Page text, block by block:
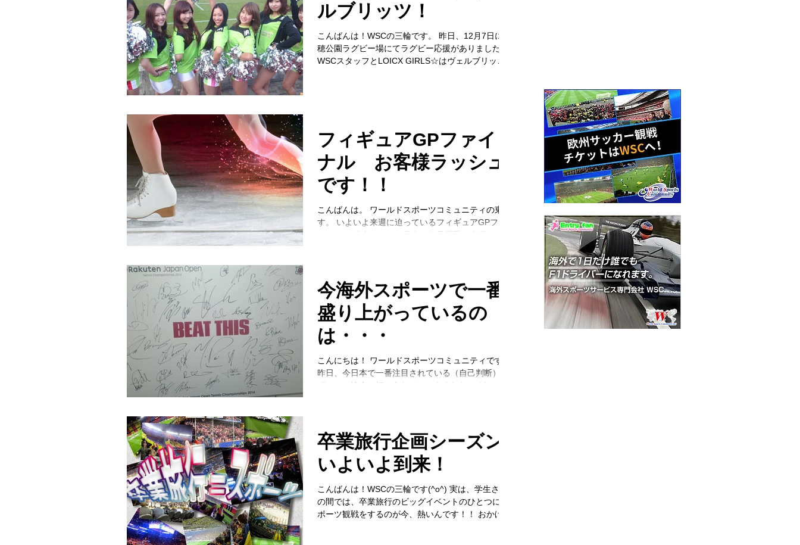
ルブリッツ！
こんばんは！WSCの三輪です。 昨日、12月7日に瑞
穂公園ラグビー場にてラグビー応援がありました。
WSCスタッフとLOICX GIRLS☆はヴェルブリッツ
フィギュアGPファイ
ナル お客様ラッシュ
です！！
こんばんは。 ワールドスポーツコミュニティの東で
す。 いよいよ来週に迫っているフィギュアGPファ
今海外スポーツで一番
盛り上がっているの
は・・・
こんにちは！ ワールドスポーツコミュニティです！
昨日、今日本で一番注目されている（自己判断）ス
ポーツの協会と打ち合わせにいきました！ どのスポ
卒業旅行企画シーズン
いよいよ到来！
こんばんは！WSCの三輪です(^o^) 実は、学生さん
の間では、卒業旅行のビッグイベントのひとつに ス
ポーツ観戦をするのが今、熱いんです！！ おかげさ